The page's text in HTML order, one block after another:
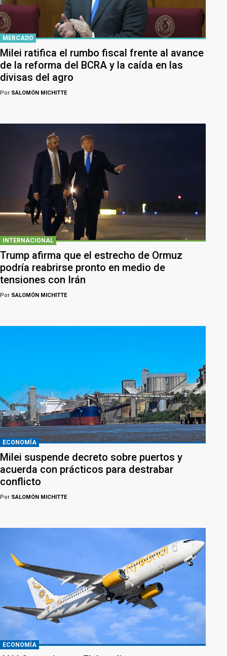
MERCADO
Milei ratifica el rumbo fiscal frente al avance
de la reforma del BCRA y la caída en las
divisas del agro
Por SALOMÓN MICHITTE
INTERNACIONAL
Trump afirma que el estrecho de Ormuz
podría reabrirse pronto en medio de
tensiones con Irán
Por SALOMÓN MICHITTE
ECONOMÍA
Milei suspende decreto sobre puertos y
acuerda con prácticos para destrabar
conflicto
Por SALOMÓN MICHITTE
ECONOMÍA